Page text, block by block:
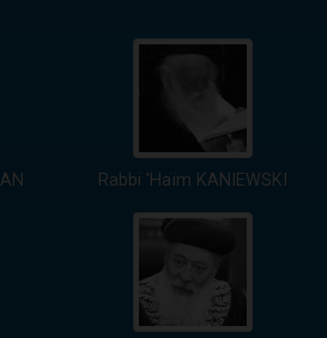
Rabbi 'Haïm KANIEWSKI